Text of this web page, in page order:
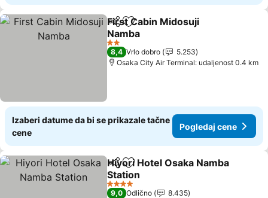
Deli Dodati u favorite
First Cabin Midosuji
Namba
Pogledaj cene
2 Zvezdice
8,4 Vrlo dobro
5.253
Osaka City Air Terminal: udaljenost 0.4 km
Izaberi datume da bi se prikazale tačne
cene
Pogledaj cene
Deli Dodati u favorite
Hiyori Hotel Osaka Namba
Station
Pogledaj cene
4 Zvezdice
9,0 Odlično
8.435